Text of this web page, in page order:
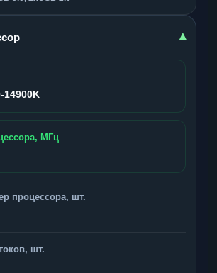
▾
14900K
МГц
процессора, шт.
шт.